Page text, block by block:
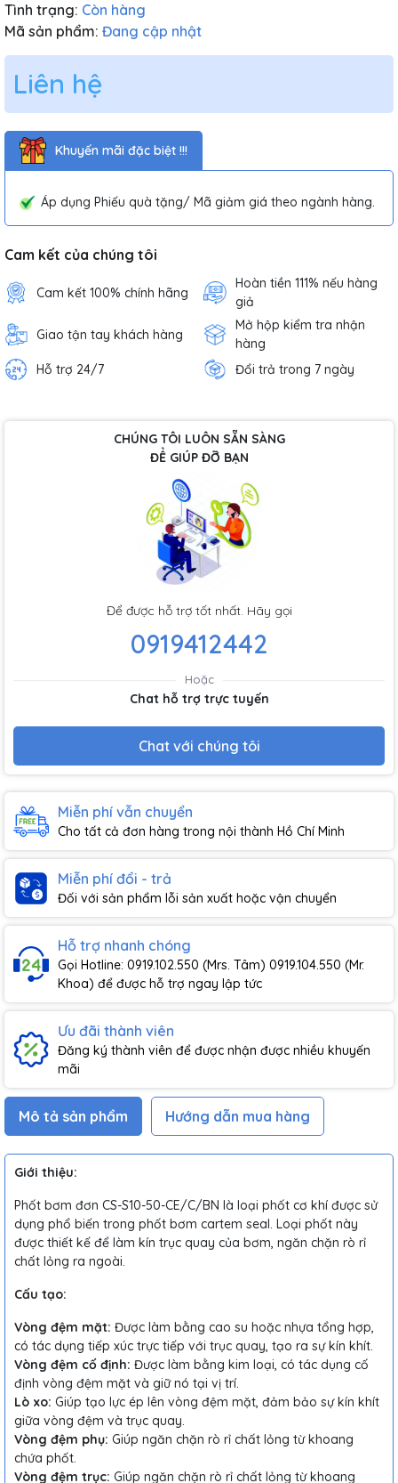
Tình trạng: Còn hàng
Mã sản phẩm: Đang cập nhật
Liên hệ
Khuyến mãi đặc biệt !!!
Áp dụng Phiếu quà tặng/ Mã giảm giá theo ngành hàng.
Cam kết của chúng tôi
Cam kết 100% chính hãng
Hoàn tiền 111% nếu hàng
giả
Giao tận tay khách hàng
Mở hộp kiểm tra nhận
hàng
Hỗ trợ 24/7
Đổi trả trong 7 ngày
CHÚNG TÔI LUÔN SẴN SÀNG
ĐỂ GIÚP ĐỠ BẠN
Để được hỗ trợ tốt nhất. Hãy gọi
0919412442
Hoặc
Chat hỗ trợ trực tuyến
Chat với chúng tôi
Miễn phí vẫn chuyển
Cho tất cả đơn hàng trong nội thành Hồ Chí Minh
Miễn phí đổi - trả
Đối với sản phẩm lỗi sản xuất hoặc vận chuyển
Hỗ trợ nhanh chóng
Gọi Hotline: 0919.102.550 (Mrs. Tâm) 0919.104.550 (Mr.
Khoa) để được hỗ trợ ngay lập tức
Ưu đãi thành viên
Đăng ký thành viên để được nhận được nhiều khuyến
mãi
Mô tả sản phẩm Hướng dẫn mua hàng
Giới thiệu:
Phốt bơm đơn CS-S10-50-CE/C/BN là loại phốt cơ khí được sử
dụng phổ biến trong phốt bơm cartem seal. Loại phốt này
được thiết kế để làm kín trục quay của bơm, ngăn chặn rò rỉ
chất lỏng ra ngoài.
Cấu tạo:
Vòng đệm mặt: Được làm bằng cao su hoặc nhựa tổng hợp,
có tác dụng tiếp xúc trực tiếp với trục quay, tạo ra sự kín khít.
Vòng đệm cố định: Được làm bằng kim loại, có tác dụng cố
định vòng đệm mặt và giữ nó tại vị trí.
Lò xo: Giúp tạo lực ép lên vòng đệm mặt, đảm bảo sự kín khít
giữa vòng đệm và trục quay.
Vòng đệm phụ: Giúp ngăn chặn rò rỉ chất lỏng từ khoang
chứa phốt.
Vòng đệm trục: Giúp ngăn chặn rò rỉ chất lỏng từ khoang